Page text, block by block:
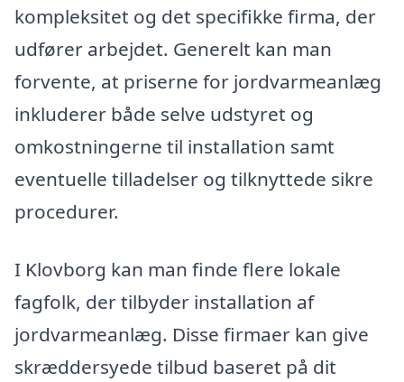
kompleksitet og det specifikke firma, der
udfører arbejdet. Generelt kan man
forvente, at priserne for jordvarmeanlæg
inkluderer både selve udstyret og
omkostningerne til installation samt
eventuelle tilladelser og tilknyttede sikre
procedurer.
I Klovborg kan man finde flere lokale
fagfolk, der tilbyder installation af
jordvarmeanlæg. Disse firmaer kan give
skræddersyede tilbud baseret på dit